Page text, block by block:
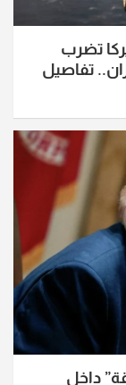
تضرب
تفاصيل
داخل